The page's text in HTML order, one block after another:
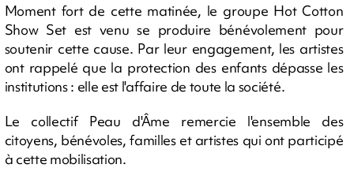
Moment fort de cette matinée, le groupe Hot Cotton
Show Set est venu se produire bénévolement pour
soutenir cette cause. Par leur engagement, les artistes
ont rappelé que la protection des enfants dépasse les
institutions : elle est l'affaire de toute la société.
Le collectif Peau d'Âme remercie l'ensemble des
citoyens, bénévoles, familles et artistes qui ont participé
à cette mobilisation.